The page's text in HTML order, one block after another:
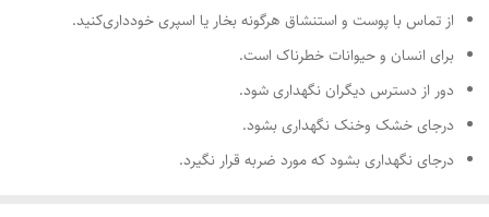
از تماس با پوست و استنشاق هرگونه بخار یا اسپری خودداری‌کنید.
برای انسان و حیوانات خطرناک است.
دور از دسترس دیگران نگهداری شود.
درجای خشک وخنک نگهداری بشود.
درجای نگهداری بشود که مورد ضربه قرار نگیرد.